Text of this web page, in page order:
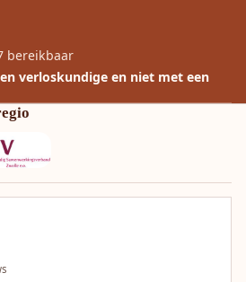
bereikbaar
verloskundige en niet met een